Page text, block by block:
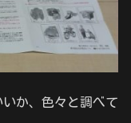
か、色々と調べて